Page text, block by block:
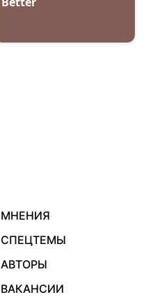
МНЕНИЯ
СПЕЦТЕМЫ
АВТОРЫ
ВАКАНСИИ